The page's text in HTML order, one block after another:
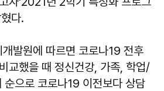
다.
발원에 따르면 코로나19 전후
교했을 때 정신건강, 가족, 학업/
순으로 코로나19 이전보다 상담